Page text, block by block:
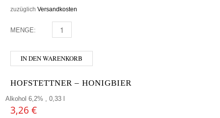
zuzüglich Versandkosten
MENGE: MONGOZO - COCONUT MENGE
IN DEN WARENKORB
HOFSTETTNER – HONIGBIER
Alkohol 6,2% , 0,33 l
3,26 €